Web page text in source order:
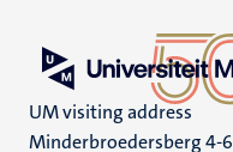
UM visiting address
Minderbroedersberg 4-6